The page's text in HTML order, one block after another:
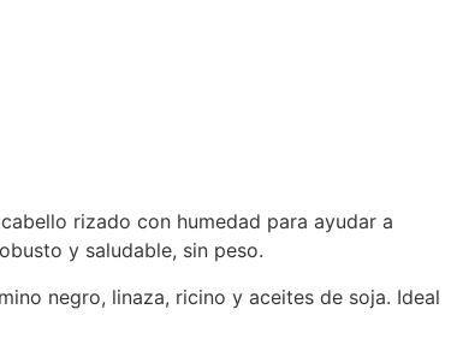
rizado con humedad para ayudar a
y saludable, sin peso.
negro, linaza, ricino y aceites de soja. Ideal